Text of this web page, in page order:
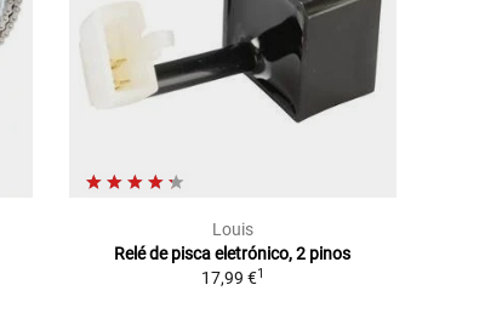
Louis
Relé de pisca eletrónico, 2 pinos
17,99 €1